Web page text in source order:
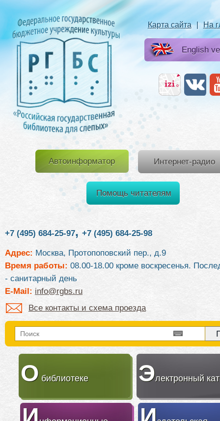
Карта сайта | На
English
Автоинформатор Интернет-радио
Помощь читателям
+7 (495) 684-25-97, +7 (495) 684-25-98
Адрес: Москва, Протопоповский пер., д.9
Время работы: 08.00-18.00 кроме воскресенья.
- санитарный день
E-Mail: info@rgbs.ru
Все контакты и схема проезда
О библиотеке Электронный